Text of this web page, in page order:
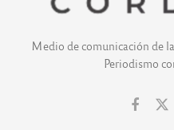
Medio de comunicación de
Periodismo